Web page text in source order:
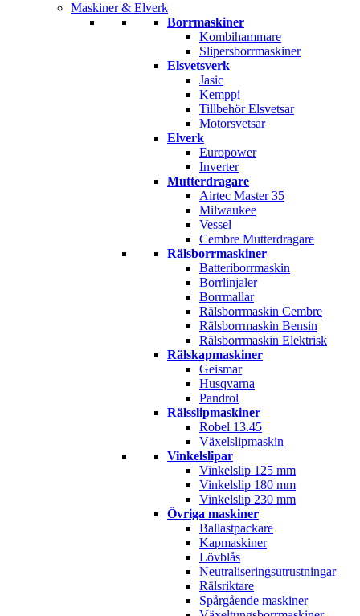
Maskiner & Elverk
Borrmaskiner
Kombihammare
Slipersborrmaskiner
Elsvetsverk
Jasic
Kemppi
Tillbehör Elsvetsar
Motorsvetsar
Elverk
Europower
Inverter
Mutterdragare
Airtec Master 35
Milwaukee
Vessel
Cembre Mutterdragare
Rälsborrmaskiner
Batteriborrmaskin
Borrlinjaler
Borrmallar
Rälsborrmaskin Cembre
Rälsborrmaskin Bensin
Rälsborrmaskin Elektrisk
Rälskapmaskiner
Geismar
Husqvarna
Pandrol
Rälsslipmaskiner
Robel 13.45
Växelslipmaskin
Vinkelslipar
Vinkelslip 125 mm
Vinkelslip 180 mm
Vinkelslip 230 mm
Övriga maskiner
Ballastpackare
Kapmaskiner
Lövblås
Neutraliseringsutrustningar
Rälsriktare
Spårgående maskiner